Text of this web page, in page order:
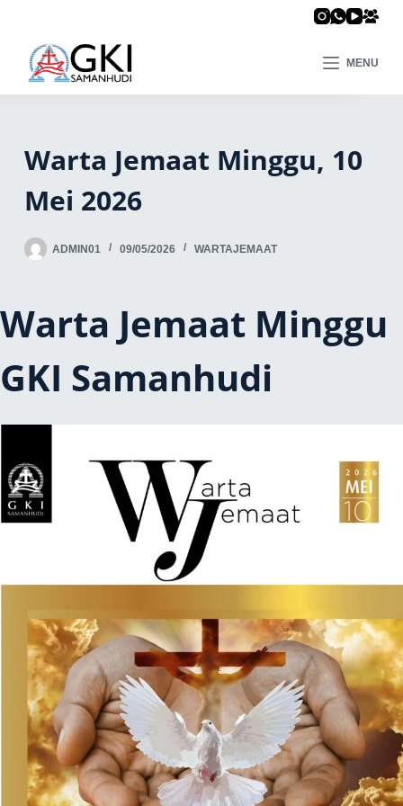
MENU
Warta Jemaat Minggu, 10
Mei 2026
ADMIN01 09/05/2026 WARTAJEMAAT
Warta Jemaat Minggu
GKI Samanhudi